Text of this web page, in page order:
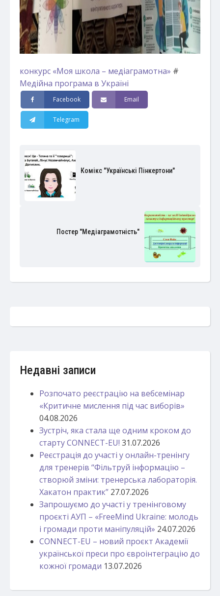
конкурс «Моя школа – медіаграмотна» #
Медійна програма в Україні
Facebook Email
Telegram
Комікс "Українські Пінкертони"
Постер "Медіаграмотність"
Недавні записи
Розпочато реєстрацію на вебсемінар
«Критичне мислення під час виборів»
04.08.2026
Зустріч, яка стала ще одним кроком до
старту CONNECT-EU! 31.07.2026
Реєстрація до участі у онлайн-тренінгу
для тренерів “Фільтруй інформацію –
створюй зміни: тренерська лабораторія.
Хакатон практик” 27.07.2026
Запрошуємо до участі у тренінговому
проєкті АУП – «FreeMind Ukraine: молодь
і громади проти маніпуляцій» 24.07.2026
CONNECT-EU – новий проєкт Академії
української преси про євроінтеграцію до
кожної громади 13.07.2026